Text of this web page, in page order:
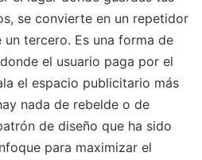
se convierte en un repetidor
tercero. Es una forma de
el usuario paga por el
el espacio publicitario más
nada de rebelde o de
de diseño que ha sido
para maximizar el